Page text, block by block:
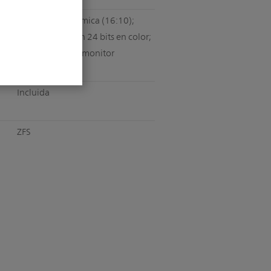
Pantalla panorámica (16:10);
1680 x 1050 con 24 bits en color;
compatible con monitor
Incluida
ZFS